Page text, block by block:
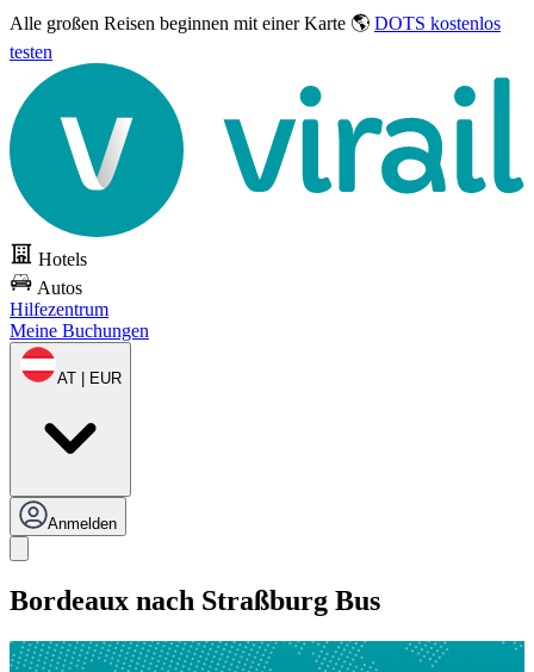
Alle großen Reisen beginnen mit einer Karte 🌎 DOTS kostenlos
testen
Hotels
Autos
Hilfezentrum
Meine Buchungen
AT | EUR
Anmelden
Bordeaux nach Straßburg Bus